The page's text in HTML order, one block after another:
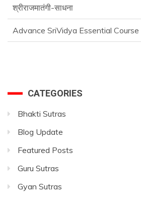
Advance SriVidya Essential Course
CATEGORIES
Bhakti Sutras
Blog Update
Featured Posts
Guru Sutras
Gyan Sutras